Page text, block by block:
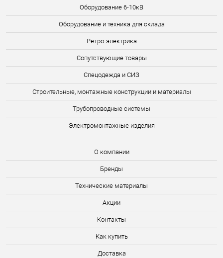
Оборудование 6-10кВ
Оборудование и техника для склада
Ретро-электрика
Сопутствующие товары
Спецодежда и СИЗ
Строительные, монтажные конструкции и материалы
Трубопроводные системы
Электромонтажные изделия
О компании
Бренды
Технические материалы
Акции
Контакты
Как купить
Доставка